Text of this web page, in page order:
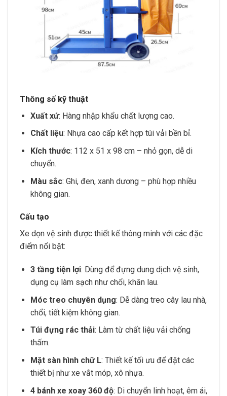
Thông số kỹ thuật
Xuất xứ: Hàng nhập khẩu chất lượng cao.
Chất liệu: Nhựa cao cấp kết hợp túi vải bền bỉ.
Kích thước: 112 x 51 x 98 cm – nhỏ gọn, dễ di
chuyển.
Màu sắc: Ghi, đen, xanh dương – phù hợp nhiều
không gian.
Cấu tạo
Xe dọn vệ sinh được thiết kế thông minh với các đặc
điểm nổi bật:
3 tầng tiện lợi: Dùng để đựng dung dịch vệ sinh,
dụng cụ làm sạch như chổi, khăn lau.
Móc treo chuyên dụng: Dễ dàng treo cây lau nhà,
chổi, tiết kiệm không gian.
Túi đựng rác thải: Làm từ chất liệu vải chống
thấm.
Mặt sàn hình chữ L: Thiết kế tối ưu để đặt các
thiết bị như xe vắt móp, xô nhựa.
4 bánh xe xoay 360 độ: Di chuyển linh hoạt, êm ái,